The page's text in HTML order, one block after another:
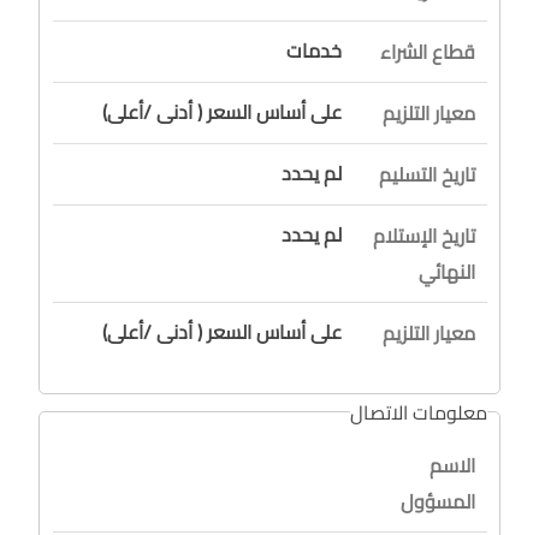
قطاع الشراء
خدمات
معيار التلزيم
على أساس السعر ( أدنى /أعلى)
تاريخ التسليم
لم يحدد
تاريخ الإستلام
النهائي
لم يحدد
معيار التلزيم على أساس السعر ( أدنى /أعلى)
معلومات الاتصال
الاسم
المسؤول